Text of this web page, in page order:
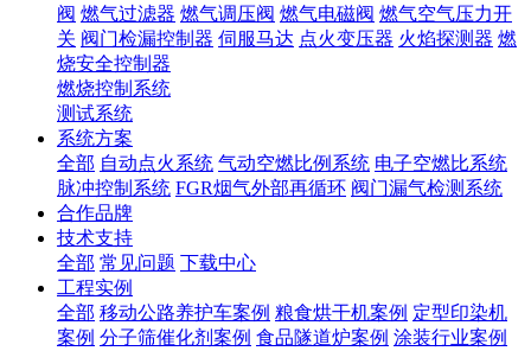
阀 燃气过滤器 燃气调压阀 燃气电磁阀 燃气空气压力开
关 阀门检漏控制器 伺服马达 点火变压器 火焰探测器 燃
烧安全控制器
燃烧控制系统
测试系统
系统方案
全部 自动点火系统 气动空燃比例系统 电子空燃比系统
脉冲控制系统 FGR烟气外部再循环 阀门漏气检测系统
合作品牌
技术支持
全部 常见问题 下载中心
工程实例
全部 移动公路养护车案例 粮食烘干机案例 定型印染机
案例 分子筛催化剂案例 食品隧道炉案例 涂装行业案例